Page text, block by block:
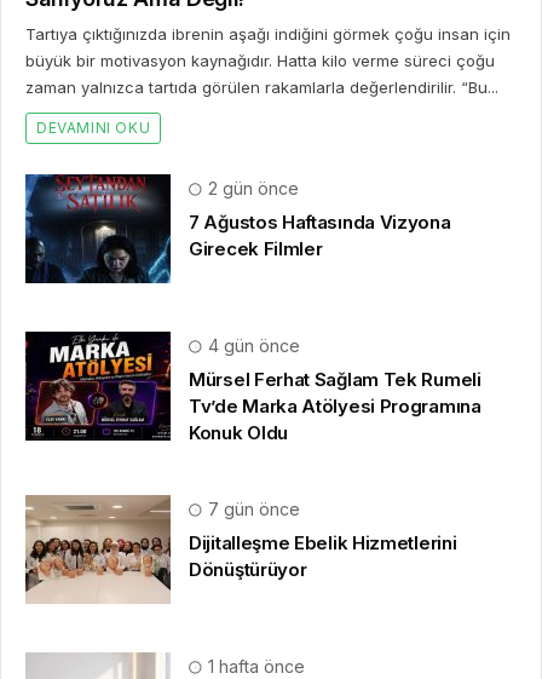
Tartıya çıktığınızda ibrenin aşağı indiğini görmek çoğu insan için
büyük bir motivasyon kaynağıdır. Hatta kilo verme süreci çoğu
zaman yalnızca tartıda görülen rakamlarla değerlendirilir. “Bu...
DEVAMINI OKU
2 gün önce
7 Ağustos Haftasında Vizyona
Girecek Filmler
4 gün önce
Mürsel Ferhat Sağlam Tek Rumeli
Tv’de Marka Atölyesi Programına
Konuk Oldu
7 gün önce
Dijitalleşme Ebelik Hizmetlerini
Dönüştürüyor
1 hafta önce